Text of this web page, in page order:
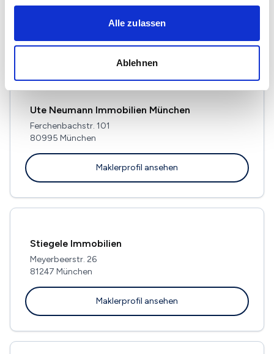
Alle zulassen
Ablehnen
80995 München
Ute Neumann Immobilien München
Ferchenbachstr. 101
80995 München
Maklerprofil ansehen
Stiegele Immobilien
Meyerbeerstr. 26
81247 München
Maklerprofil ansehen